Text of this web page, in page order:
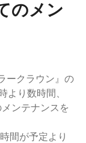
のメン
ークラウン』の
より数時間、
ンテナンスを
間が予定より